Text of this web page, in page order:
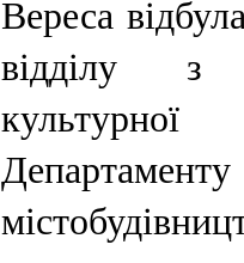
Вереса
відділу з